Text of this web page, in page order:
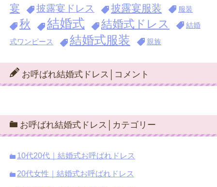
宴
披露宴ドレス 披露宴服装 服装
秋 結婚式 結婚式ドレス 結婚
式ワンピース 結婚式服装 親族
お呼ばれ結婚式ドレス│コメント
お呼ばれ結婚式ドレス│カテゴリー
10代20代｜結婚式お呼ばれドレス
20代女性｜結婚式お呼ばれドレス